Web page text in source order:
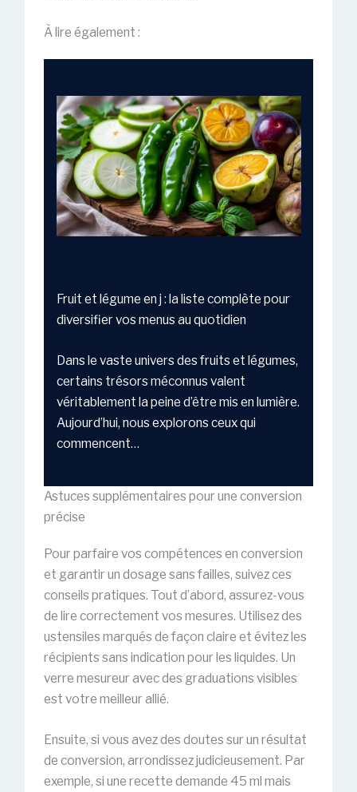
À lire également :
Fruit et légume en j : la liste complète pour
diversifier vos menus au quotidien
Dans le vaste univers des fruits et légumes,
certains trésors méconnus valent
véritablement la peine d’être mis en lumière.
Aujourd’hui, nous explorons ceux qui
commencent…
Astuces supplémentaires pour une conversion
précise
Pour parfaire vos compétences en conversion
et garantir un dosage sans failles, suivez ces
conseils pratiques. Tout d’abord, assurez-vous
de lire correctement vos mesures. Utilisez des
ustensiles marqués de façon claire et évitez les
récipients sans indication pour les liquides. Un
verre mesureur avec des graduations visibles
est votre meilleur allié.
Ensuite, si vous avez des doutes sur un résultat
de conversion, arrondissez judicieusement. Par
exemple, si une recette demande 45 ml mais